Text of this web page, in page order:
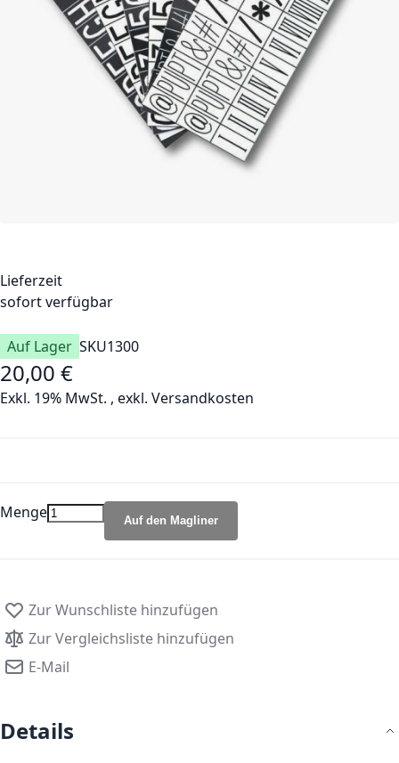
Lieferzeit
sofort verfügbar
Auf Lager SKU1300
20,00 €
Exkl. 19% MwSt. , exkl. Versandkosten
Menge Auf den Magliner
Zur Wunschliste hinzufügen
Zur Vergleichsliste hinzufügen
E-Mail
Details